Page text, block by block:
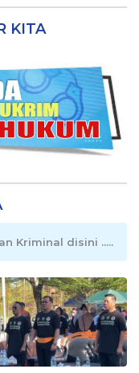
KITA
Kriminal disini .....